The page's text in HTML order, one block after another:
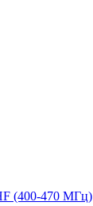
(400-470 МГц)